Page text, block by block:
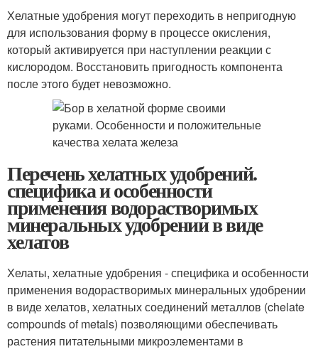
Хелатные удобрения могут переходить в непригодную
для использования форму в процессе окисления,
который активируется при наступлении реакции с
кислородом. Восстановить пригодность компонента
после этого будет невозможно.
Перечень хелатных удобрений.
специфика и особенности
применения водорастворимых
минеральных удобрении в виде
хелатов
Хелаты, хелатные удобрения - специфика и особенности
применения водорастворимых минеральных удобрении
в виде хелатов, хелатных соединений металлов (chelate
compounds of metals) позволяющими обеспечивать
растения питательными микроэлементами в